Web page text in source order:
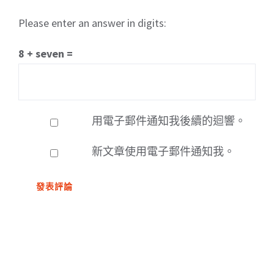
Please enter an answer in digits:
8 + seven =
用電子郵件通知我後續的迴響。
新文章使用電子郵件通知我。